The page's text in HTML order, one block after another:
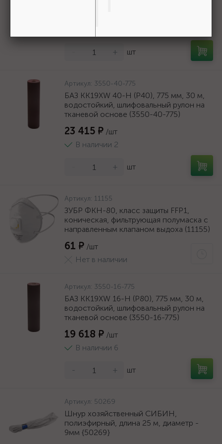
+ шт
Артикул: 3550-40-775
БАЗ KK19XW 40-H (Р40), 775 мм, 30 м,
водостойкий, шлифовальный рулон на
тканевой основе (3550-40-775)
23 415 ₽ /шт
В наличии 2
+ шт
Артикул: 11155
ЗУБР ФКН-80, класс защиты FFP1,
коническая, фильтрующая полумаска с
направленным клапаном выдоха (11155)
61 ₽ /шт
Нет в наличии
Артикул: 3550-16-775
БАЗ KK19XW 16-H (Р80), 775 мм, 30 м,
водостойкий, шлифовальный рулон на
тканевой основе (3550-16-775)
19 618 ₽ /шт
В наличии 6
- + шт
Артикул: 50269
Шнур хозяйственный СИБИН,
полиэфирный, длина 25 м, диаметр -
9мм {50269}